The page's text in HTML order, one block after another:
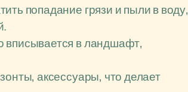
попадание грязи и пыли в воду,
вписывается в ландшафт,
аксессуары, что делает